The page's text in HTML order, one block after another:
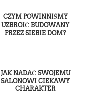
CZYM POWINNIŚMY
UZBROIĆ BUDOWANY
PRZEZ SIEBIE DOM?
JAK NADAĆ SWOJEMU
SALONOWI CIEKAWY
CHARAKTER